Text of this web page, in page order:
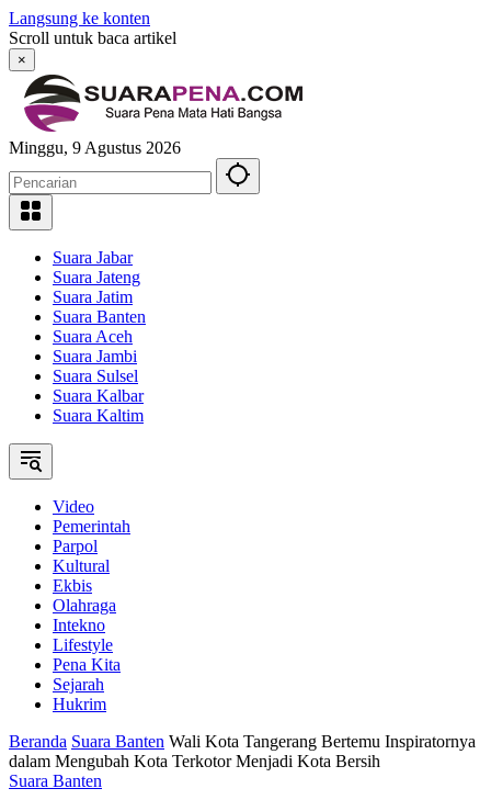
Langsung ke konten
Scroll untuk baca artikel
×
Minggu, 9 Agustus 2026
Suara Jabar
Suara Jateng
Suara Jatim
Suara Banten
Suara Aceh
Suara Jambi
Suara Sulsel
Suara Kalbar
Suara Kaltim
Video
Pemerintah
Parpol
Kultural
Ekbis
Olahraga
Intekno
Lifestyle
Pena Kita
Sejarah
Hukrim
Beranda Suara Banten Wali Kota Tangerang Bertemu Inspiratornya
dalam Mengubah Kota Terkotor Menjadi Kota Bersih
Suara Banten